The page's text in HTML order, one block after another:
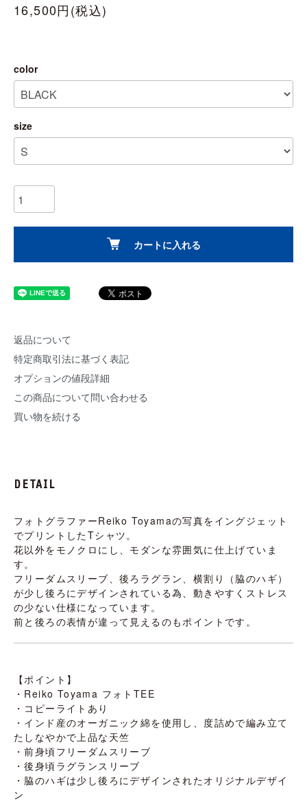
16,500円(税込)
color
size
カートに入れる
返品について
特定商取引法に基づく表記
オプションの値段詳細
この商品について問い合わせる
買い物を続ける
DETAIL
フォトグラファーReiko Toyamaの写真をイングジェット
でプリントしたTシャツ。
花以外をモノクロにし、モダンな雰囲気に仕上げていま
す。
フリーダムスリーブ、後ろラグラン、横割り（脇のハギ）
が少し後ろにデザインされている為、動きやすくストレス
の少ない仕様になっています。
前と後ろの表情が違って見えるのもポイントです。
【ポイント】
・Reiko Toyama フォトTEE
・コピーライトあり
・インド産のオーガニック綿を使用し、度詰めで編み立て
たしなやかで上品な天竺
・前身頃フリーダムスリーブ
・後身頃ラグランスリーブ
・脇のハギは少し後ろにデザインされたオリジナルデザイ
ン